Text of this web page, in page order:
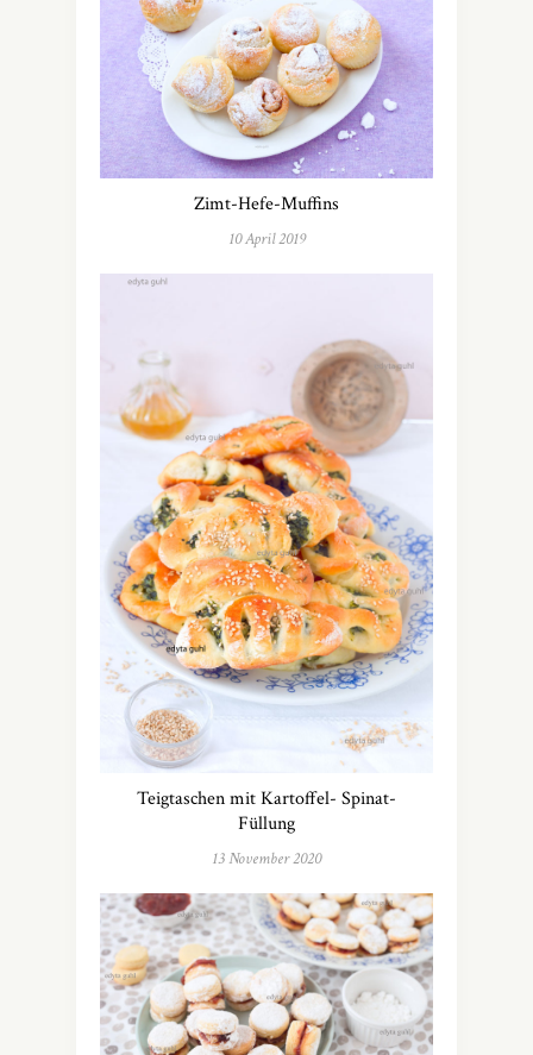
Zimt-Hefe-Muffins
10 April 2019
Teigtaschen mit Kartoffel- Spinat-
Füllung
13 November 2020